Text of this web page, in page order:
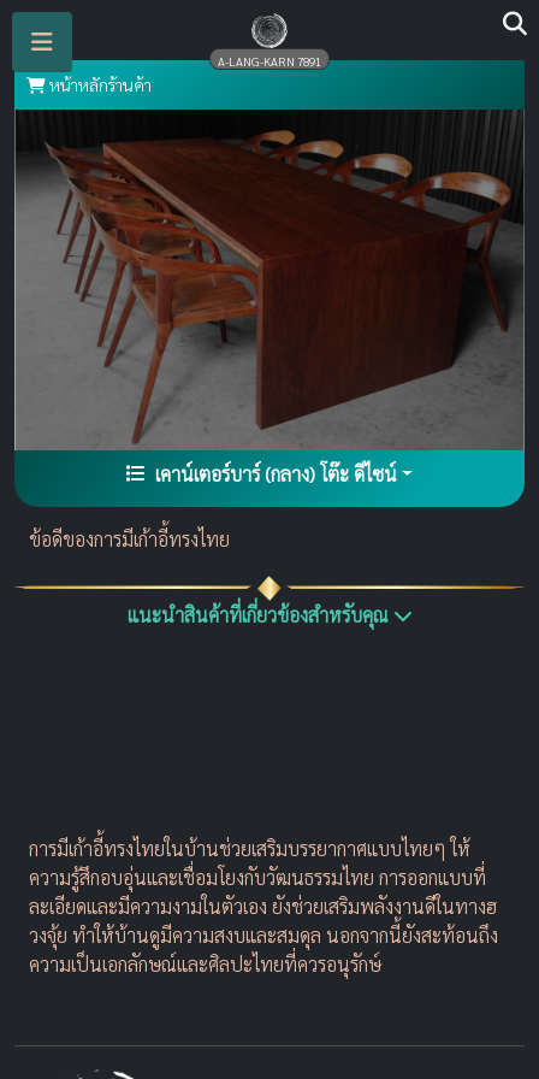
A-LANG-KARN 7891
หน้าหลักร้านค้า
เคาน์เตอร์บาร์ (กลาง) โต๊ะ ดีไซน์
ข้อดีของการมีเก้าอี้ทรงไทย
แนะนำสินค้าที่เกี่ยวข้องสำหรับคุณ
การมีเก้าอี้ทรงไทยในบ้านช่วยเสริมบรรยากาศแบบไทยๆ ให้
ความรู้สึกอบอุ่นและเชื่อมโยงกับวัฒนธรรมไทย การออกแบบที่
ละเอียดและมีความงามในตัวเอง ยังช่วยเสริมพลังงานดีในทางฮ
วงจุ้ย ทำให้บ้านดูมีความสงบและสมดุล นอกจากนี้ยังสะท้อนถึง
ความเป็นเอกลักษณ์และศิลปะไทยที่ควรอนุรักษ์